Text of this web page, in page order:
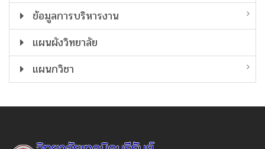
ข้อมูลการบริหารงาน
แผนผังวิทยาลัย
แผนกวิชา